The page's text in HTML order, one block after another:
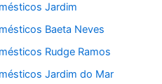
Jardim
Baeta Neves
Rudge Ramos
Jardim do Mar